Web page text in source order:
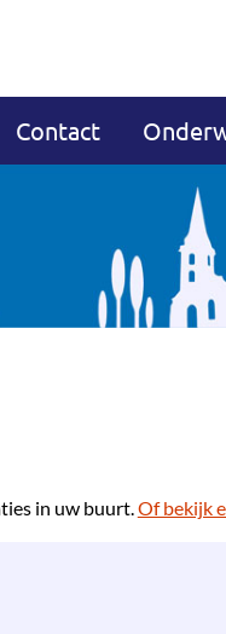
Contact
in uw buurt.Of bekijk